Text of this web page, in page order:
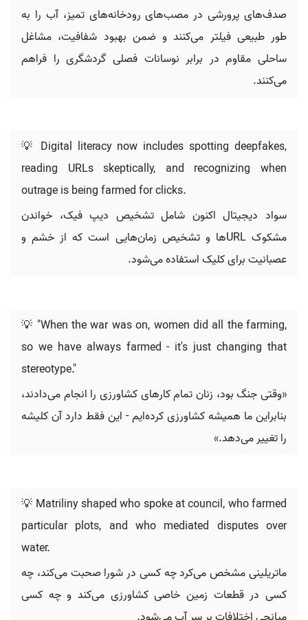
صدف‌های پرورشی در مصب‌های رودخانه‌های تمیز، آب را به
طور طبیعی فیلتر می‌کنند و ضمن بهبود شفافیت، مشاغل
ساحلی مقاوم در برابر نوسانات فصلی گردشگری را فراهم
می‌کنند.
💡 Digital literacy now includes spotting deepfakes,
reading URLs skeptically, and recognizing when
outrage is being farmed for clicks.
سواد دیجیتال اکنون شامل تشخیص دیپ فیک، خواندن
مشکوک URLها و تشخیص زمان‌هایی است که از خشم و
عصبانیت برای کلیک استفاده می‌شود.
💡 "When the war was on, women did all the farming,
so we have always farmed - it's just changing that
stereotype."
«وقتی جنگ بود، زنان تمام کارهای کشاورزی را انجام می‌دادند،
بنابراین ما همیشه کشاورزی کرده‌ایم - این فقط دارد آن کلیشه
را تغییر می‌دهد.»
💡 Matriliny shaped who spoke at council, who farmed
particular plots, and who mediated disputes over
water.
ماتریلینی مشخص می‌کرد چه کسی در شورا صحبت می‌کند، چه
کسی در قطعات زمین خاصی کشاورزی می‌کند و چه کسی